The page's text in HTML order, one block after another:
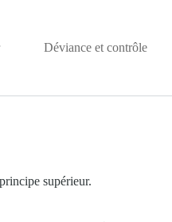
Déviance et contrôle
supérieur.